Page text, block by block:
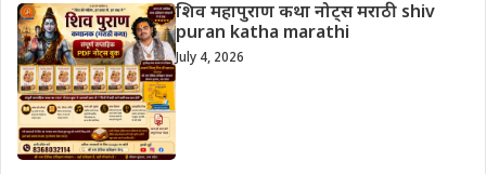
शिव महापुराण कथा नोट्स मराठी shiv
puran katha marathi
July 4, 2026